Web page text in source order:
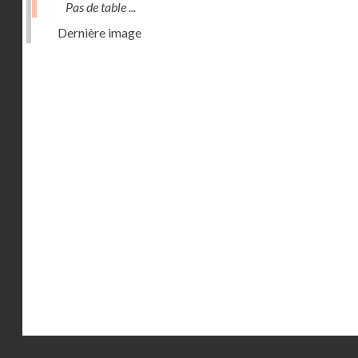
Pas de table ...
Dernière image